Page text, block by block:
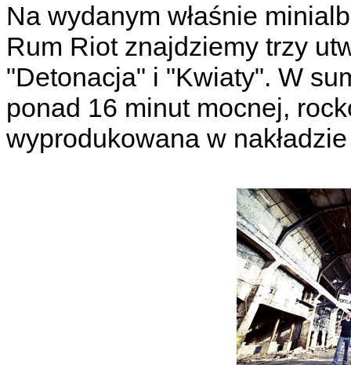
Na wydanym właśnie
Rum Riot znajdziemy trzy
"Detonacja" i "Kwiaty". W
ponad 16 minut mocnej,
wyprodukowana w